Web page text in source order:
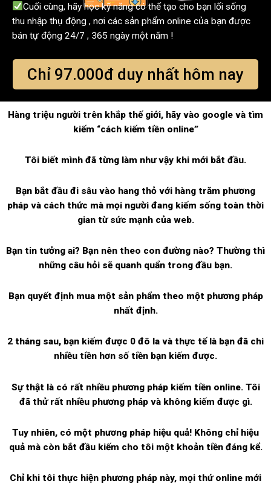
Cuối cùng, hãy học kỹ năng có thể tạo cho bạn lối sống
thu nhập thụ động , nơi các sản phẩm online của bạn được
bán tự động 24/7 , 365 ngày một năm !
Chỉ 97.000đ duy nhất hôm nay
Hàng triệu người trên khắp thế giới, hãy vào google và tìm
kiếm “cách kiếm tiền online”
Tôi biết mình đã từng làm như vậy khi mới bắt đầu.
Bạn bắt đầu đi sâu vào hang thỏ với hàng trăm phương
pháp và cách thức mà mọi người đang kiếm sống toàn thời
gian từ sức mạnh của web.
Bạn tin tưởng ai? Bạn nên theo con đường nào? Thường thì
những câu hỏi sẽ quanh quẩn trong đầu bạn.
Bạn quyết định mua một sản phẩm theo một phương pháp
nhất định.
2 tháng sau, bạn kiếm được 0 đô la và thực tế là bạn đã chi
nhiều tiền hơn số tiền bạn kiếm được.
Sự thật là có rất nhiều phương pháp kiếm tiền online. Tôi
đã thử rất nhiều phương pháp và không kiếm được gì.
Tuy nhiên, có một phương pháp hiệu quả! Không chỉ hiệu
quả mà còn bắt đầu kiếm cho tôi một khoản tiền đáng kể.
Chỉ khi tôi thực hiện phương pháp này, mọi thứ online mới